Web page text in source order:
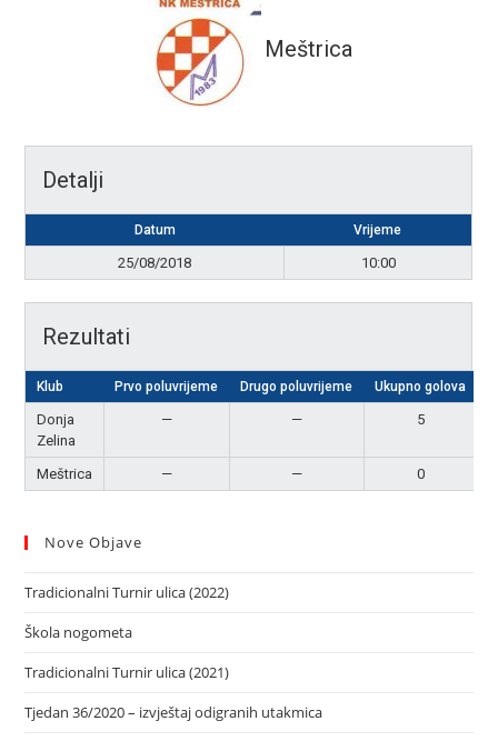
Meštrica
Detalji
Datum Vrijeme
25/08/2018 10:00
Rezultati
Klub Prvo poluvrijeme Drugo poluvrijeme Ukupno golova
Donja
Zelina
— — 5
Meštrica — — 0
Nove Objave
Tradicionalni Turnir ulica (2022)
Škola nogometa
Tradicionalni Turnir ulica (2021)
Tjedan 36/2020 – izvještaj odigranih utakmica